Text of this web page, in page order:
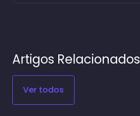
Artigos Relacionados
Ver todos